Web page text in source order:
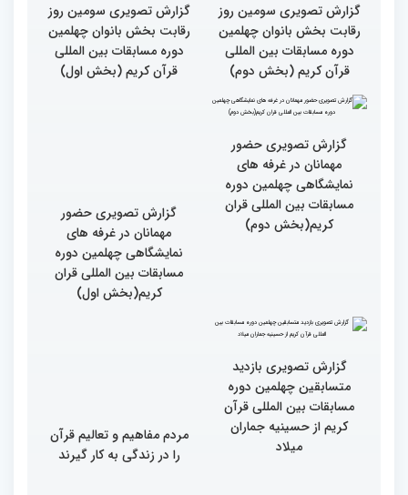
گزارش تصویری سومین روز
رقابت بخش بانوان چهلمین
دوره مسابقات بین المللی
قرآن کریم (بخش دوم)
گزارش تصویری سومین روز
رقابت بخش بانوان چهلمین
دوره مسابقات بین المللی
قرآن کریم (بخش اول)
گزارش تصویری حضور
مهمانان در غرفه های
گزارش تصویری حضور
مهمانان در غرفه های
گزارش تصویری بازدید
متسابقین چهلمین دوره